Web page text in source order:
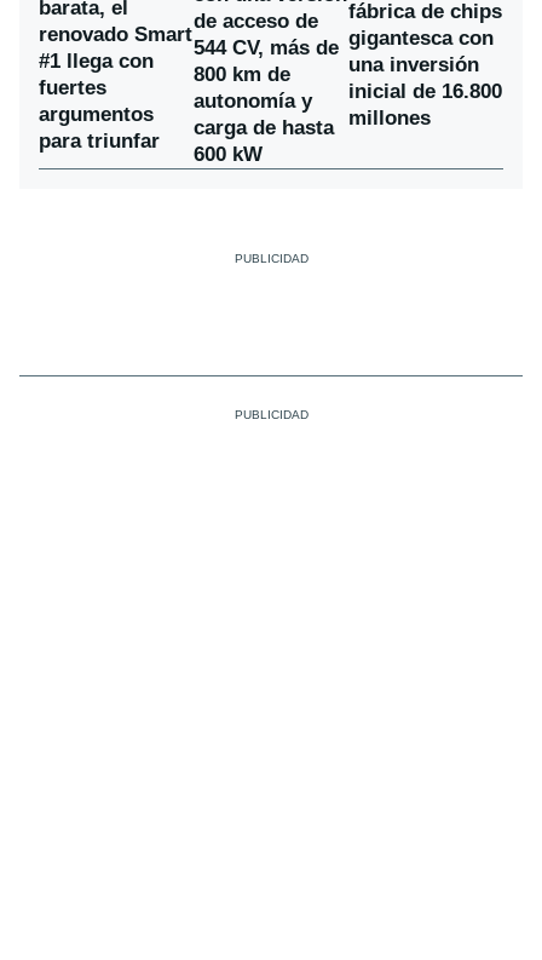
barata, el
renovado Smart
#1 llega con
fuertes
argumentos
para triunfar
de acceso de
544 CV, más de
800 km de
autonomía y
carga de hasta
600 kW
fábrica de chips
gigantesca con
una inversión
inicial de 16.800
millones